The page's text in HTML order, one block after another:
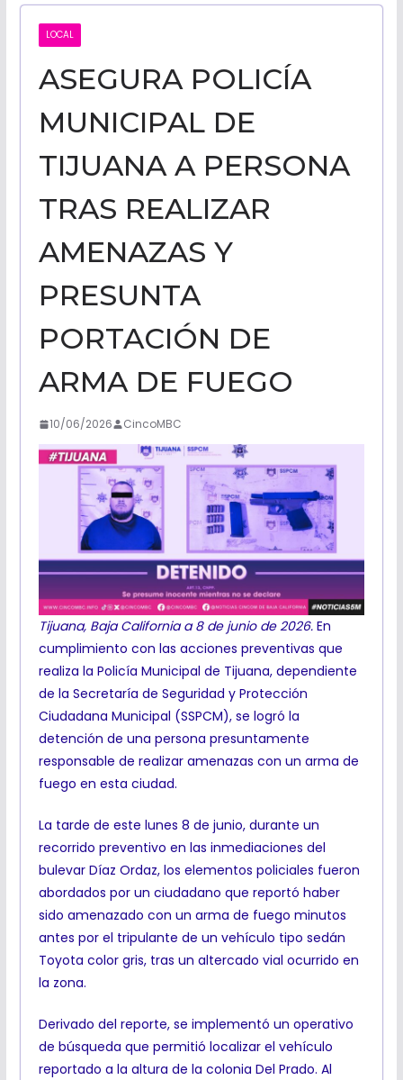
NOTICIAS
LOCAL
ASEGURA POLICÍA
MUNICIPAL DE
TIJUANA A PERSONA
TRAS REALIZAR
AMENAZAS Y
PRESUNTA
PORTACIÓN DE
ARMA DE FUEGO
10/06/2026 CincoMBC
Tijuana, Baja California a 8 de junio de 2026.En
cumplimiento con las acciones preventivas que
realiza la Policía Municipal de Tijuana, dependiente
de la Secretaría de Seguridad y Protección
Ciudadana Municipal (SSPCM), se logró la
detención de una persona presuntamente
responsable de realizar amenazas con un arma de
fuego en esta ciudad.
La tarde de este lunes 8 de junio, durante un
recorrido preventivo en las inmediaciones del
bulevar Díaz Ordaz, los elementos policiales fueron
abordados por un ciudadano que reportó haber
sido amenazado con un arma de fuego minutos
antes por el tripulante de un vehículo tipo sedán
Toyota color gris, tras un altercado vial ocurrido en
la zona.
Derivado del reporte, se implementó un operativo
de búsqueda que permitió localizar el vehículo
reportado a la altura de la colonia Del Prado. Al